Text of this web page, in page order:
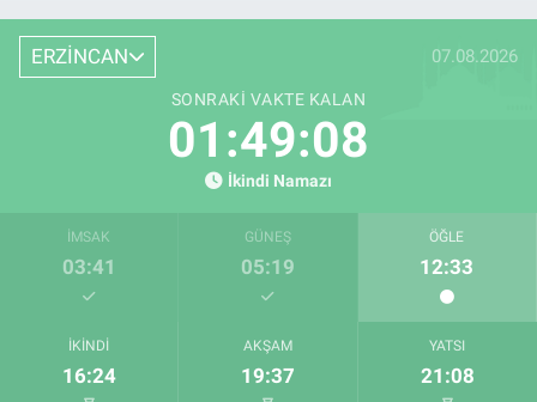
ERZİNCAN 07.08.2026
SONRAKI VAKTE KALAN
01:49:07
İkindi Namazı
İMSAK
03:41
GÜNEŞ
05:19
ÖĞLE
12:33
İKINDI
16:24
AKŞAM
19:37
YATSI
21:08